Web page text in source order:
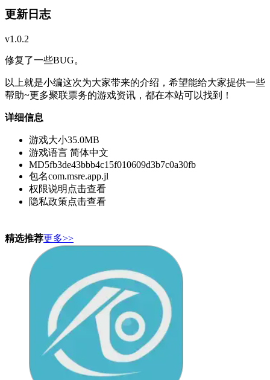
更新日志
v1.0.2
修复了一些BUG。
以上就是小编这次为大家带来的介绍，希望能给大家提供一些
帮助~更多聚联票务的游戏资讯，都在本站可以找到！
详细信息
游戏大小35.0MB
游戏语言 简体中文
MD5fb3de43bbb4c15f010609d3b7c0a30fb
包名com.msre.app.jl
权限说明 点击查看
隐私政策点击查看
精选推荐更多>>